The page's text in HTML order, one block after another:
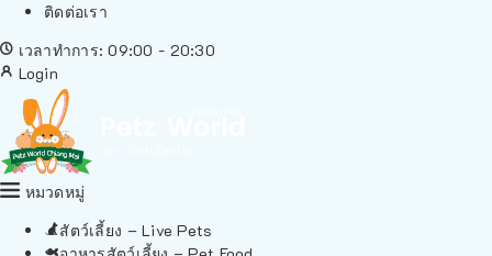
ติดต่อเรา
เวลาทำการ: 09:00 - 20:30
Login
หมวดหมู่
สัตว์เลี้ยง – Live Pets